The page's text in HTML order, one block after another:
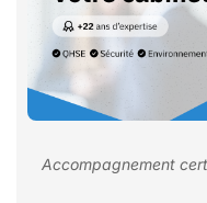
Accompagnement